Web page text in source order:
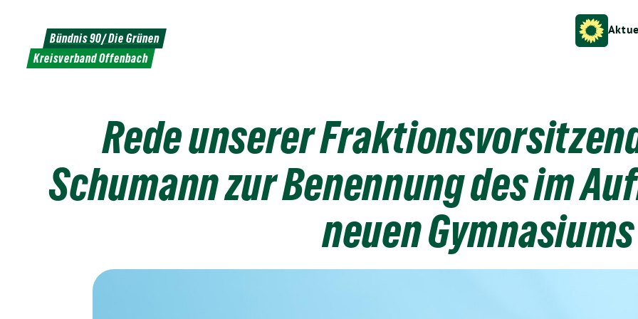
Inhalt
Bündnis 90/ Die Grünen
Kreisverband Offenbach
Rede unserer
Schumann zur Benennung des im
neuen Gymnasiums